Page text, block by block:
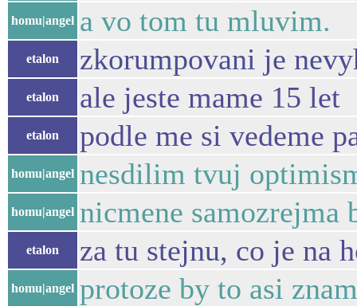
homu|angel a vo tom tu mluvim.
etalon zkorumpovani je
etalon ale jeste mame 15 let
etalon podle me si vedeme
homu|angel nesdilim tvuj
homu|angel nicmene samozrejma
etalon za tu stejnu, co je na
homu|angel protoze by to asi